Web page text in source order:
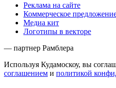
Реклама на сайте
Коммерческое
Медиа кит
Логотипы в векторе
— партнер Рамблера
Используя Кудамоскоу, вы
соглашением и политикой